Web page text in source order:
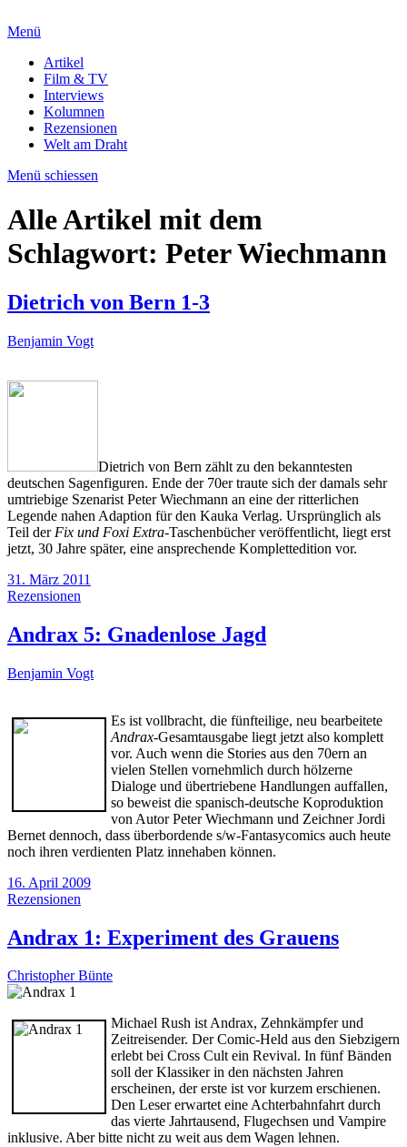
Menü
Artikel
Film & TV
Interviews
Kolumnen
Rezensionen
Welt am Draht
Menü schiessen
Alle Artikel mit dem
Schlagwort: Peter Wiechmann
Dietrich von Bern 1-3
Benjamin Vogt
Dietrich von Bern zählt zu den bekanntesten
deutschen Sagenfiguren. Ende der 70er traute sich der damals sehr
umtriebige Szenarist Peter Wiechmann an eine der ritterlichen
Legende nahen Adaption für den Kauka Verlag. Ursprünglich als
Teil der Fix und Foxi Extra-Taschenbücher veröffentlicht, liegt erst
jetzt, 30 Jahre später, eine ansprechende Komplettedition vor.
31. März 2011
Rezensionen
Andrax 5: Gnadenlose Jagd
Benjamin Vogt
Es ist vollbracht, die fünfteilige, neu bearbeitete
Andrax-Gesamtausgabe liegt jetzt also komplett
vor. Auch wenn die Stories aus den 70ern an
vielen Stellen vornehmlich durch hölzerne
Dialoge und übertriebene Handlungen auffallen,
so beweist die spanisch-deutsche Koproduktion
von Autor Peter Wiechmann und Zeichner Jordi
Bernet dennoch, dass überbordende s/w-Fantasycomics auch heute
noch ihren verdienten Platz innehaben können.
16. April 2009
Rezensionen
Andrax 1: Experiment des Grauens
Christopher Bünte
Michael Rush ist Andrax, Zehnkämpfer und
Zeitreisender. Der Comic-Held aus den Siebzigern
erlebt bei Cross Cult ein Revival. In fünf Bänden
soll der Klassiker in den nächsten Jahren
erscheinen, der erste ist vor kurzem erschienen.
Den Leser erwartet eine Achterbahnfahrt durch
das vierte Jahrtausend, Flugechsen und Vampire
inklusive. Aber bitte nicht zu weit aus dem Wagen lehnen.